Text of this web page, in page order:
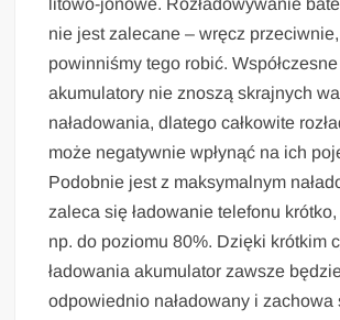
litowo-jonowe. Rozładowywanie
nie jest zalecane – wręcz
powinniśmy tego robić.
akumulatory nie znoszą skrajnych
naładowania, dlatego całkowite
może negatywnie wpłynąć na ich
Podobnie jest z maksymalnym
zaleca się ładowanie telefonu
np. do poziomu 80%. Dzięki krótkim
ładowania akumulator zawsze
odpowiednio naładowany i zachowa